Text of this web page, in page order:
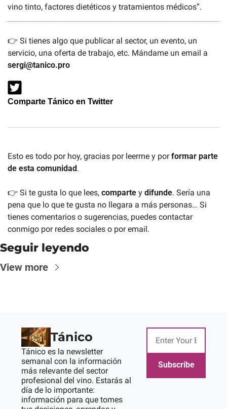
vino tinto, factores dietéticos y tratamientos médicos”.
👉 Si tienes algo que publicar al sector, un evento, un
sergi@tanico.pro
Comparte Tánico en Twitter
Esto es todo por hoy, gracias por leerme y por formar parte
de esta comunidad.
👉 Si te gusta lo que lees, comparte y difunde. Sería una
pena que lo que te gusta no llegara a más personas… Si
tienes comentarios o sugerencias, puedes contactar
conmigo por redes sociales o por email.
Seguir leyendo
View more
Tánico
Tánico es la newsletter
semanal con la información
más relevante del sector
profesional del vino. Estarás al
día de lo importante:
información para que tomes
Subscribe